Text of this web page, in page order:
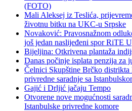
(FOTO)
Mali Aleksej iz Teslića,
životnu bitku na UKC-u Srpske
Novaković: Pravosnažnom
još jedan naslijeđeni spor RiTE
Bijeljina: Otkrivena plantaža
Danas počinje isplata penzija za
Čelnici Skupštine Brčko
privredne saradnje sa
Gajić i Drljić jačaju Tempo
Otvorene nove mogućnosti
Istanbulske privredne komore